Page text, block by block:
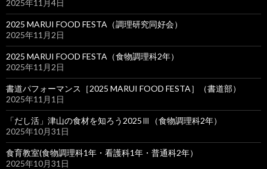
2025年11月4日
2025 MARUI FOOD FESTA（調理研究同好会）
2025年11月2日
2025 MARUI FOOD FESTA（食物調理科2年）
2025年11月2日
書道パフォーマンス［2025 MARUI FOOD FESTA］（書道部）
2025年11月1日
「だし活」津山の食材を知ろう2025Ⅲ（食物調理科2年）
2025年10月31日
食育教室(食物調理科1年・看護科1年・普通科2年）
2025年10月31日